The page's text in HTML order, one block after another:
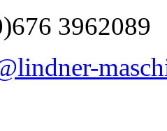
3962089